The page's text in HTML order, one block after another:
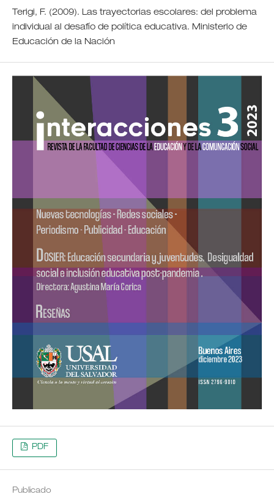
Terigi, F. (2009). Las trayectorias escolares: del problema
individual al desafío de política educativa. Ministerio de
Educación de la Nación
PDF
Publicado